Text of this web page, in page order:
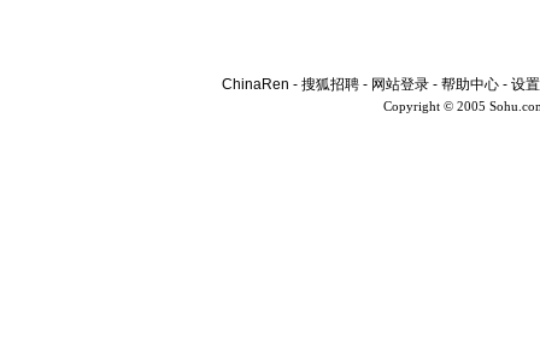
ChinaRen - 搜狐招聘 - 网站登录 - 帮助中心 - 设
Copyright © 2005